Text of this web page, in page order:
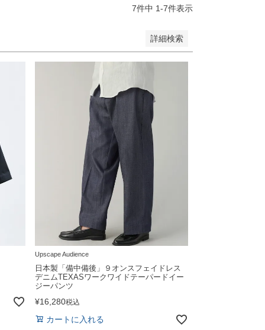
7件中 1-7件表示
詳細検索
Upscape Audience
日本製「備中備後」９オンスフェイドレス
デニムTEXASワークワイドテーパードイー
ジーパンツ
¥16,280税込
カートに入れる